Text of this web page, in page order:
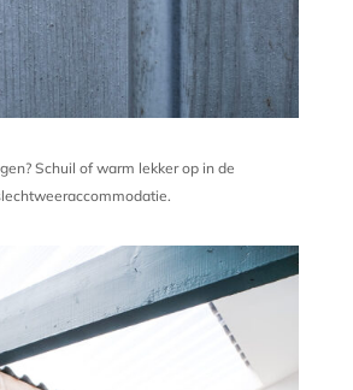
Schuil of warm lekker op in de